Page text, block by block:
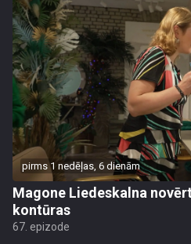
pirms 1 nedēļas, 6 dienām
Magone Liedeskalna
kontūras
67. epizode